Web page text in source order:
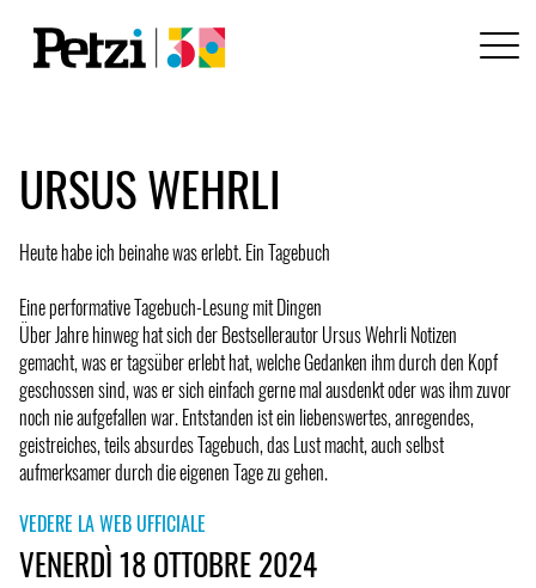
URSUS WEHRLI
Heute habe ich beinahe was erlebt. Ein Tagebuch
Eine performative Tagebuch-Lesung mit Dingen
Über Jahre hinweg hat sich der Bestsellerautor Ursus Wehrli Notizen
gemacht, was er tagsüber erlebt hat, welche Gedanken ihm durch den Kopf
geschossen sind, was er sich einfach gerne mal ausdenkt oder was ihm zuvor
noch nie aufgefallen war. Entstanden ist ein liebenswertes, anregendes,
geistreiches, teils absurdes Tagebuch, das Lust macht, auch selbst
aufmerksamer durch die eigenen Tage zu gehen.
VEDERE LA WEB UFFICIALE
VENERDÌ 18 OTTOBRE 2024